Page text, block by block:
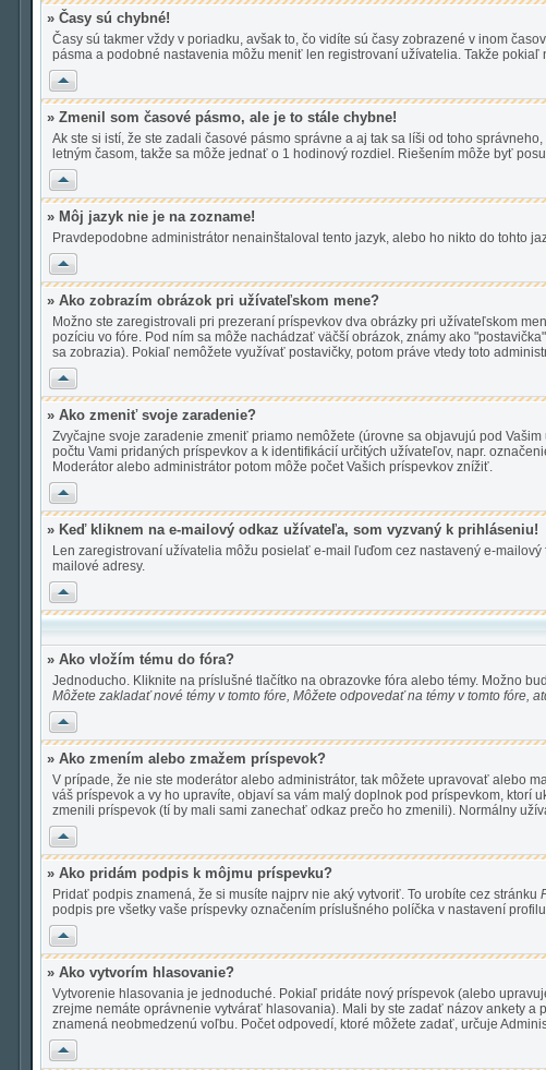
» Časy sú chybné!
Časy sú takmer vždy v poriadku, avšak to, čo vidíte sú časy zobrazené v inom
pásma a podobné nastavenia môžu meniť len registrovaní užívatelia. Takže
Hore
» Zmenil som časové pásmo, ale je to stále chybne!
Ak ste si istí, že ste zadali časové pásmo správne a aj tak sa líši od toho
letným časom, takže sa môže jednať o 1 hodinový rozdiel. Riešením môže byť
Hore
» Môj jazyk nie je na zozname!
Pravdepodobne administrátor nenainštaloval tento jazyk, alebo ho nikto do tohto
Hore
» Ako zobrazím obrázok pri užívateľskom mene?
Možno ste zaregistrovali pri prezeraní príspevkov dva obrázky pri užívateľskom
pozíciu vo fóre. Pod ním sa môže nachádzať väčší obrázok, známy ako
sa zobrazia). Pokiaľ nemôžete využívať postavičky, potom práve vtedy toto
Hore
» Ako zmeniť svoje zaradenie?
Zvyčajne svoje zaradenie zmeniť priamo nemôžete (úrovne sa objavujú pod
počtu Vami pridaných príspevkov a k identifikácií určitých užívateľov, napr.
Moderátor alebo administrátor potom môže počet Vašich príspevkov znížiť.
Hore
» Keď kliknem na e-mailový odkaz užívateľa, som vyzvaný k prihláseniu!
Len zaregistrovaní užívatelia môžu posielať e-mail ľuďom cez nastavený e-
mailové adresy.
Hore
» Ako vložím tému do fóra?
Jednoducho. Kliknite na príslušné tlačítko na obrazovke fóra alebo témy. Možno
Môžete zakladať nové témy v tomto fóre, Môžete odpovedať na témy v tomto fóre,
Hore
» Ako zmením alebo zmažem príspevok?
V prípade, že nie ste moderátor alebo administrátor, tak môžete upravovať alebo
váš príspevok a vy ho upravíte, objaví sa vám malý doplnok pod príspevkom,
zmenili príspevok (tí by mali sami zanechať odkaz prečo ho zmenili). Normálny
Hore
» Ako pridám podpis k môjmu príspevku?
Pridať podpis znamená, že si musíte najprv nie aký vytvoriť. To urobíte cez stránku
podpis pre všetky vaše príspevky označením príslušného políčka v nastavení
Hore
» Ako vytvorím hlasovanie?
Vytvorenie hlasovania je jednoduché. Pokiaľ pridáte nový príspevok (alebo
zrejme nemáte oprávnenie vytvárať hlasovania). Mali by ste zadať názov ankety
znamená neobmedzenú voľbu. Počet odpovedí, ktoré môžete zadať, určuje
Hore